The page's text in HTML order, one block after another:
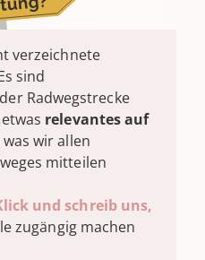
verzeichnete
sind
Radwegstrecke
relevantes auf
wir allen
mitteilen
und schreib uns,
zugängig machen